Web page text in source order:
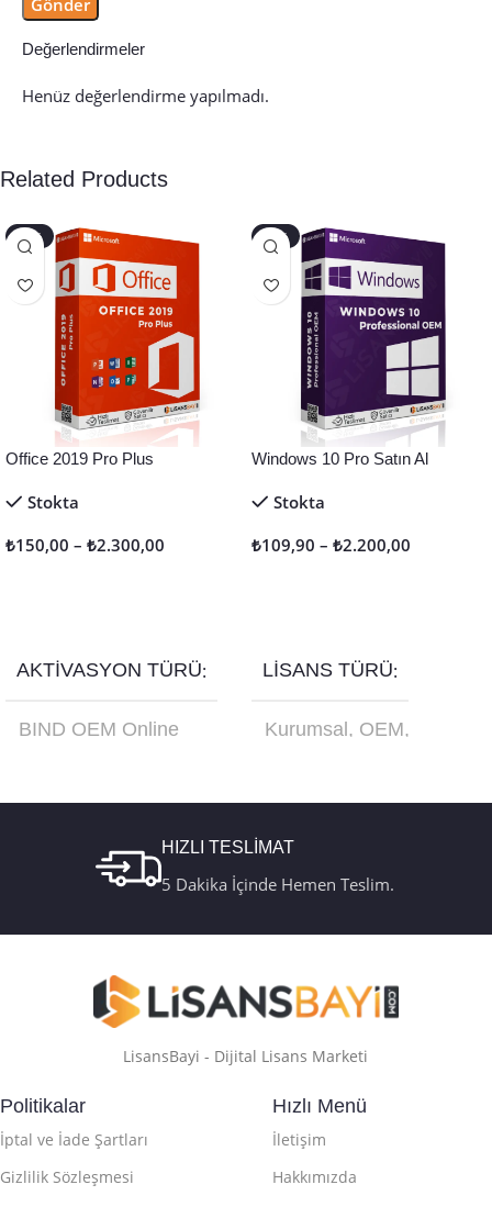
Değerlendirmeler
Henüz değerlendirme yapılmadı.
Related Products
-40%
Office 2019 Pro Plus
Stokta
₺150,00 – ₺2.300,00
AKTIVASYON TÜRÜ
BIND OEM Online
-45%
Windows 10 Pro Satın Al
Stokta
₺109,90 – ₺2.200,00
LISANS TÜRÜ
Kurumsal , OEM,
HIZLI TESLİMAT
5 Dakika İçinde Hemen Teslim.
LisansBayi - Dijital Lisans Marketi
Politikalar
İptal ve İade Şartları
Gizlilik Sözleşmesi
Hızlı Menü
İletişim
Hakkımızda